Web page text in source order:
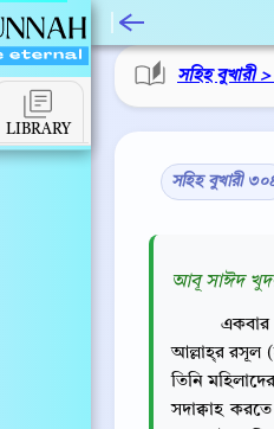
LIBRARY
সহিহ বুখারী >
সহিহ বুখারী
আবূ সাঈদ
আল্লাহ্‌র রসূল
তিনি
সদাক্বাহ